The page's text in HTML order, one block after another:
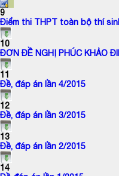
9
Điểm thi THPT toàn bộ thí
10
ĐƠN ĐỀ NGHỊ PHÚC KHẢO
11
Đề, đáp án lần 4/2015
12
Đề, đáp án lần 3/2015
13
Đề, đáp án lần 2/2015
14